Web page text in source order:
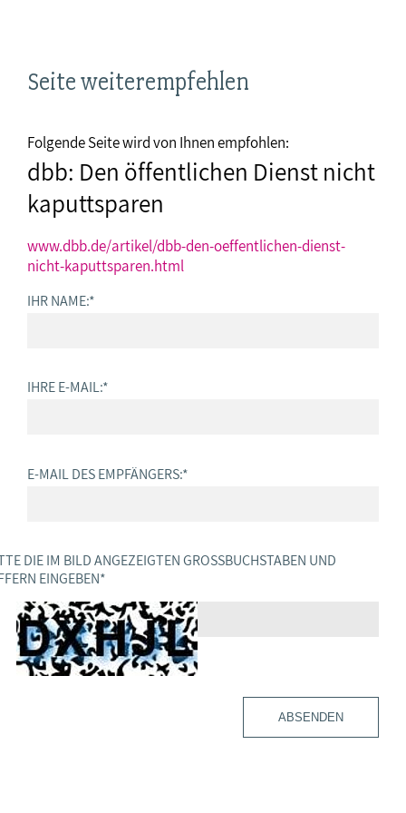
Seite weiterempfehlen
Folgende Seite wird von Ihnen empfohlen:
dbb: Den öffentlichen Dienst nicht
kaputtsparen
www.dbb.de/artikel/dbb-den-oeffentlichen-dienst-
nicht-kaputtsparen.html
IHR NAME:*
IHRE E-MAIL:*
E-MAIL DES EMPFÄNGERS:*
DIE IM BILD ANGEZEIGTEN GROSSBUCHSTABEN UND Z
EINGEBEN *
ABSENDEN